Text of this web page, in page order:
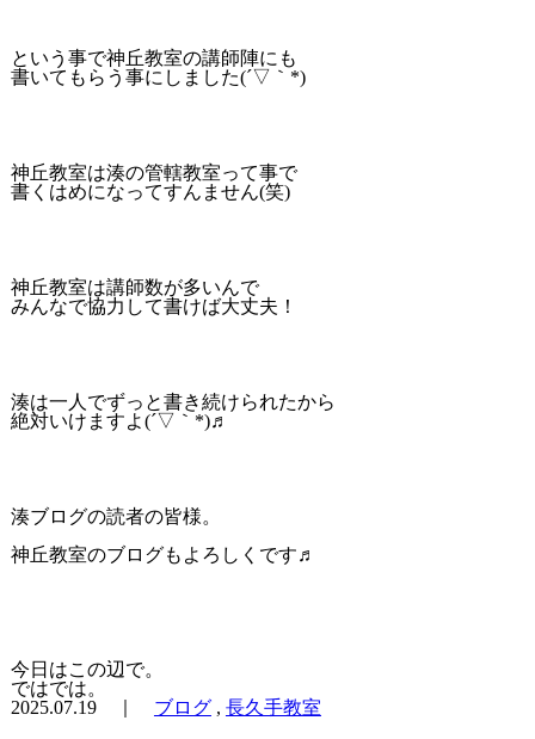
という事で神丘教室の講師陣にも
書いてもらう事にしました(´▽｀*)
神丘教室は湊の管轄教室って事で
書くはめになってすんません(笑)
神丘教室は講師数が多いんで
みんなで協力して書けば大丈夫！
湊は一人でずっと書き続けられたから
絶対いけますよ(´▽｀*)♬
湊ブログの読者の皆様。
神丘教室のブログもよろしくです♬
今日はこの辺で。
ではでは。
2025.07.19 ｜ ブログ, 長久手教室